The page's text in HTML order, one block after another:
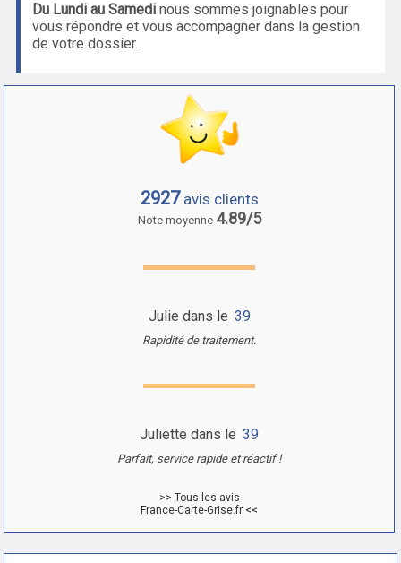
Du Lundi au Samedinous sommes joignables pour
vous répondre et vous accompagner dans la gestion
de votre dossier.
2927avis clients
Note moyenne 4.89/5
Julie dans le 39
Rapidité de traitement.
Juliette dans le 39
Parfait, service rapide et réactif !
>> Tous les avis
France-Carte-Grise.fr <<